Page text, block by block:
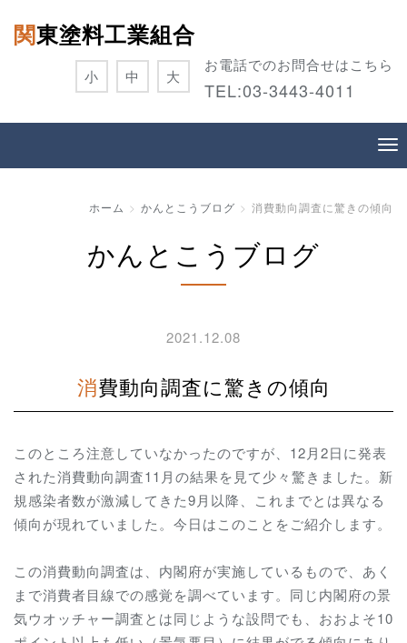
関東塗料工業組合
お電話でのお問合せはこちら
TEL:03-3443-4011
小 中 大
ホーム かんとこうブログ 消費動向調査に驚きの傾向
かんとこうブログ
2021.12.08
消費動向調査に驚きの傾向
このところ注意していなかったのですが、12月2日に発表
された消費動向調査11月の結果を見て少々驚きました。新
規感染者数が激減してきた9月以降、これまでとは異なる
傾向が現れていました。今日はこのことをご紹介します。
この消費動向調査は、内閣府が実施しているもので、あく
まで消費者目線での感覚を調べています。同じ内閣府の景
気ウオッチャー調査とは同じような設問でも、おおよそ10